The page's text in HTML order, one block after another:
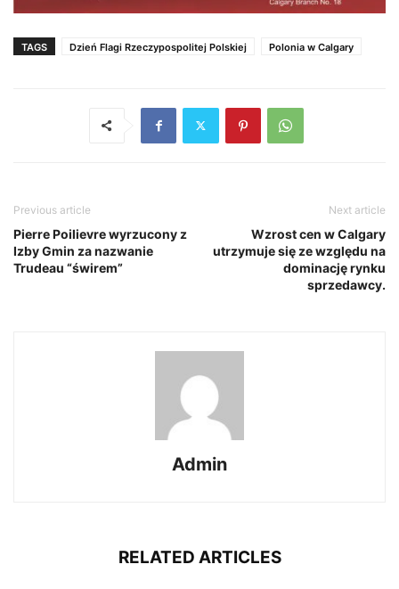
TAGS Dzień Flagi Rzeczypospolitej Polskiej Polonia w Calgary
Previous article
Pierre Poilievre wyrzucony z
Izby Gmin za nazwanie
Trudeau “świrem”
Next article
Wzrost cen w Calgary
utrzymuje się ze względu na
dominację rynku
sprzedawcy.
Admin
RELATED ARTICLES